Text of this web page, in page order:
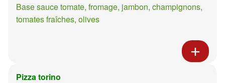
Base sauce tomate, fromage, jambon, champignons,
tomates fraîches, olives
Pizza torino